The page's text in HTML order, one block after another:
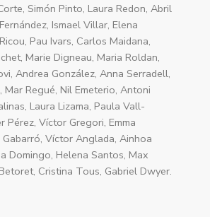
Simón Pinto, Laura Redon, Abril
Ismael Villar, Elena
Pau Ivars, Carlos Maidana,
Marie Digneau, Maria Roldan,
Andrea González, Anna Serradell,
Mar Regué, Nil Emeterio, Antoni
Laura Lizama, Paula Vall-
Pérez, Víctor Gregori, Emma
Víctor Anglada, Ainhoa
Domingo, Helena Santos, Max
Cristina Tous, Gabriel Dwyer.